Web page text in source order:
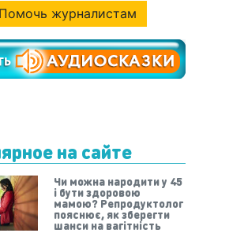
Помочь журналистам
на сайте
Чи можна народити у 45
і бути здоровою
мамою? Репродуктолог
пояснює, як зберегти
шанси на вагітність